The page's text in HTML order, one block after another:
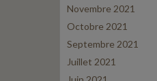
Novembre 2021
Octobre 2021
Septembre 2021
Juillet 2021